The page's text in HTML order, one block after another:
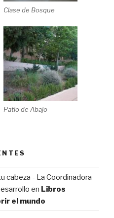
Clase de Bosque
Patio de Abajo
cabeza - La Coordinadora
en Libros
el mundo